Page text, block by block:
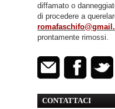
diffamato o
di procedere a
prontamente rimossi.
CONTATTACI